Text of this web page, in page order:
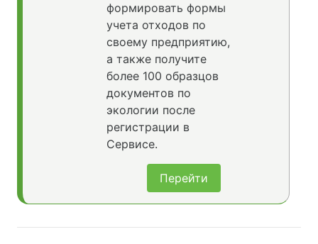
формировать формы
учета отходов по
своему предприятию,
а также получите
более 100 образцов
документов по
экологии после
регистрации в
Сервисе.
Перейти